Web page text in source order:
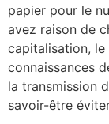
papier pour le
avez raison de
capitalisation,
connaissances
la transmission
savoir-être